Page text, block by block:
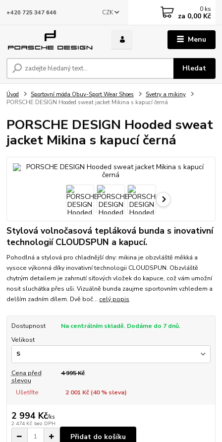
Menu
CZK
Hledat
+420 725 347 646 0 ks
za 0,00 Kč
Úvod Sportovní móda Obuv-Sport Wear Shoes
Svetry a mikiny
PORSCHE DESIGN Hooded sweat jacket Mikina s kapucí černá
PORSCHE DESIGN Hooded sweat
jacket Mikina s kapucí černá
Stylová volnočasová tepláková bunda s inovativní
technologií CLOUDSPUN a kapucí.
Pohodlná a stylová pro chladnější dny: mikina je obzvláště měkká a
vysoce výkonná díky inovativní technologii CLOUDSPUN. Obzvláště
chytrým detailem je zahrnutí síťových vložek do kapuce, což vám umožní
nosit sluchátka přes uši. Vizuálně bunda zaujme sportovním vzhledem a
delším zadním dílem. Dvě boč... celý popis
Dostupnost
Na centrálním skladě. Dodáme do 7 dnů.
Velikost
Cena před
slevou
4 995 Kč
Ušetříte 2 001 Kč (40% sleva)
2 994 Kč/ks
2 474 Kč bez DPH
Přidat do košíku